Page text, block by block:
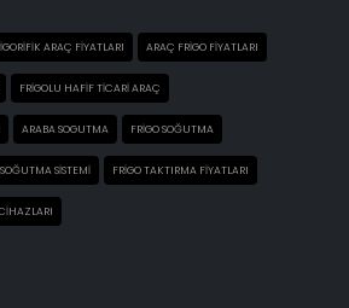
ARAÇ FIYATLARI ARAÇ FRIGO FIYATLARI
FRIGOLU HAFIF TICARI ARAÇ
ARABA SOGUTMA FRIGO SOĞUTMA
SISTEMI FRIGO TAKTIRMA FIYATLARI